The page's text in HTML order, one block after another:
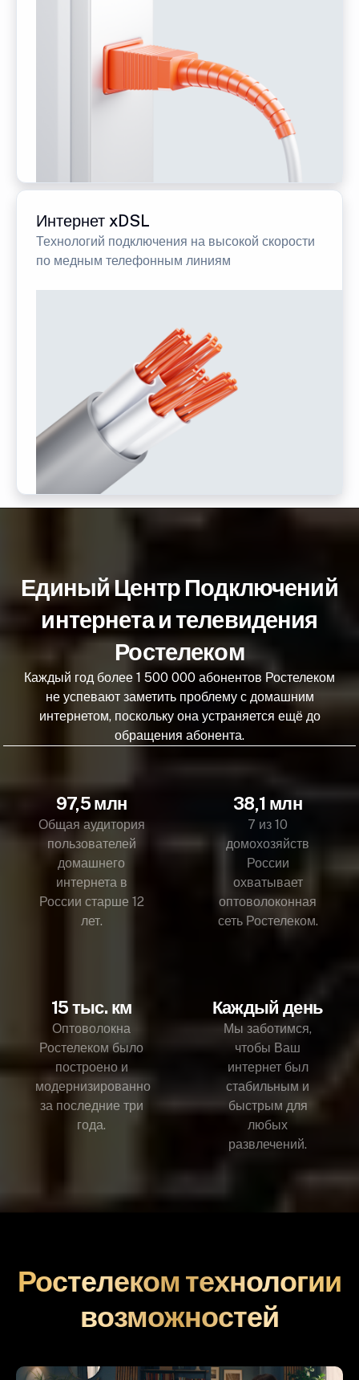
Интернет xDSL
Технологий подключения на высокой скорости
по медным телефонным линиям
Единый Центр Подключений
интернета и телевидения
Ростелеком
Каждый год более 1 500 000 абонентов Ростелеком
не успевают заметить проблему с домашним
интернетом, поскольку она устраняется ещё до
обращения абонента.
97,5 млн
Общая аудитория
пользователей
домашнего
интернета в
России старше 12
лет.
38,1 млн
7 из 10
домохозяйств
России
охватывает
оптоволоконная
сеть Ростелеком.
15 тыс. км
Оптоволокна
Ростелеком было
построено и
модернизированно
за последние три
года.
Каждый день
Мы заботимся,
чтобы Ваш
интернет был
стабильным и
быстрым для
любых
развлечений.
Ростелеком технологии
возможностей